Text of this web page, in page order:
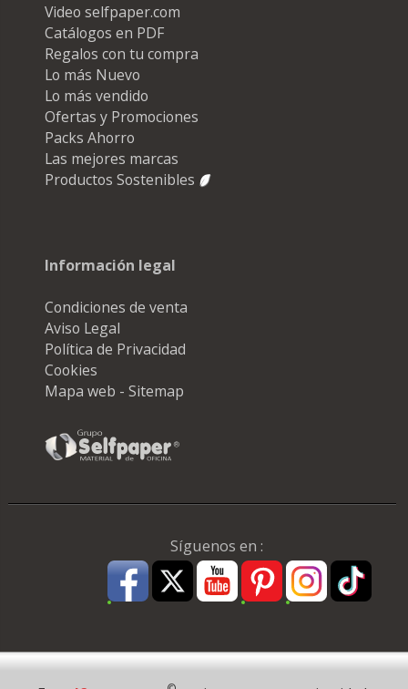
Video selfpaper.com
Catálogos en PDF
Regalos con tu compra
Lo más Nuevo
Lo más vendido
Ofertas y Promociones
Packs Ahorro
Las mejores marcas
Productos Sostenibles
Información legal
Condiciones de venta
Aviso Legal
Política de Privacidad
Cookies
Mapa web - Sitemap
Síguenos en :
Pago Seguro